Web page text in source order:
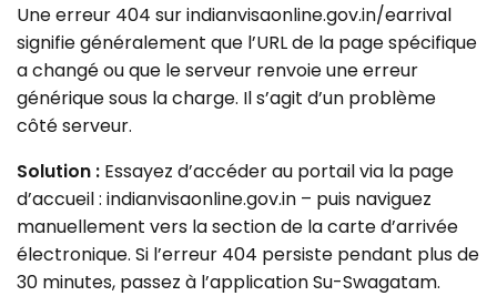
Une erreur 404 sur indianvisaonline.gov.in/earrival
signifie généralement que l’URL de la page spécifique
a changé ou que le serveur renvoie une erreur
générique sous la charge. Il s’agit d’un problème
côté serveur.
Solution : Essayez d’accéder au portail via la page
d’accueil : indianvisaonline.gov.in – puis naviguez
manuellement vers la section de la carte d’arrivée
électronique. Si l’erreur 404 persiste pendant plus de
30 minutes, passez à l’application Su-Swagatam.